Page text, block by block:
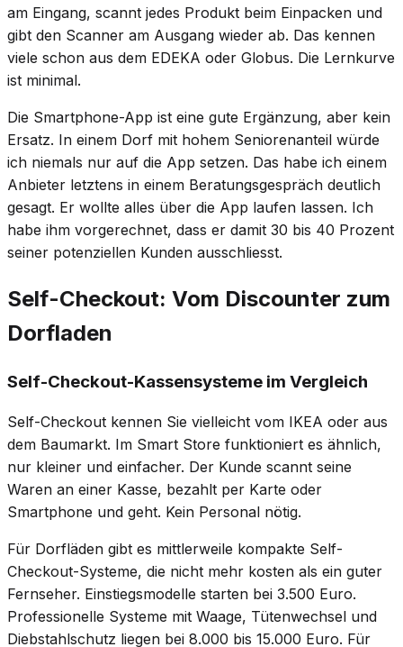
am Eingang, scannt jedes Produkt beim Einpacken und
gibt den Scanner am Ausgang wieder ab. Das kennen
viele schon aus dem EDEKA oder Globus. Die Lernkurve
ist minimal.
Die Smartphone-App ist eine gute Ergänzung, aber kein
Ersatz. In einem Dorf mit hohem Seniorenanteil würde
ich niemals nur auf die App setzen. Das habe ich einem
Anbieter letztens in einem Beratungsgespräch deutlich
gesagt. Er wollte alles über die App laufen lassen. Ich
habe ihm vorgerechnet, dass er damit 30 bis 40 Prozent
seiner potenziellen Kunden ausschliesst.
Self-Checkout: Vom Discounter zum
Dorfladen
Self-Checkout-Kassensysteme im Vergleich
Self-Checkout kennen Sie vielleicht vom IKEA oder aus
dem Baumarkt. Im Smart Store funktioniert es ähnlich,
nur kleiner und einfacher. Der Kunde scannt seine
Waren an einer Kasse, bezahlt per Karte oder
Smartphone und geht. Kein Personal nötig.
Für Dorfläden gibt es mittlerweile kompakte Self-
Checkout-Systeme, die nicht mehr kosten als ein guter
Fernseher. Einstiegsmodelle starten bei 3.500 Euro.
Professionelle Systeme mit Waage, Tütenwechsel und
Diebstahlschutz liegen bei 8.000 bis 15.000 Euro. Für